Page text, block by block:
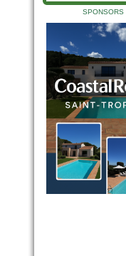
SPONSORS